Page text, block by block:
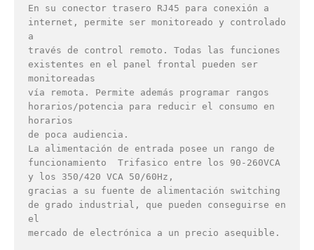
En su conector trasero RJ45 para conexión a
internet, permite ser monitoreado y controlado
a
través de control remoto. Todas las funciones
existentes en el panel frontal pueden ser
monitoreadas
vía remota. Permite además programar rangos
horarios/potencia para reducir el consumo en
horarios
de poca audiencia.
La alimentación de entrada posee un rango de
funcionamiento  Trifasico entre los 90-260VCA
y los 350/420 VCA 50/60Hz,
gracias a su fuente de alimentación switching
de grado industrial, que pueden conseguirse en
el
mercado de electrónica a un precio asequible.